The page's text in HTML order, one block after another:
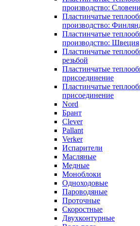
производство:
Пластинчатые
производство:
Пластинчатые
производство: Швеция
Пластинчатые
резьбой
Пластинчатые
присоединение
Пластинчатые
присоединение
Nord
Брант
Clever
Pallant
Verker
Испарители
Масляные
Медные
Моноблоки
Одноходовые
Пароводяные
Проточные
Скоростные
Двухконтурные